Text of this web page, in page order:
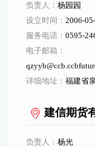
负责人： 杨园园
设立时间： 2006-
服务电话： 0595-
电子邮箱：
详细地址： 福建省
建信期货
负责人： 杨光